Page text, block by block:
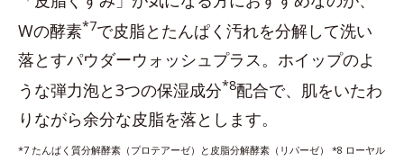
Wの酵素*7で皮脂とたんぱく汚れを分解して洗い
落とすパウダーウォッシュプラス。ホイップのよ
うな弾力泡と3つの保湿成分*8配合で、肌をいたわ
りながら余分な皮脂を落とします。
*7 たんぱく質分解酵素（プロテアーゼ）と皮脂分解酵素（リパーゼ） *8 ローヤル